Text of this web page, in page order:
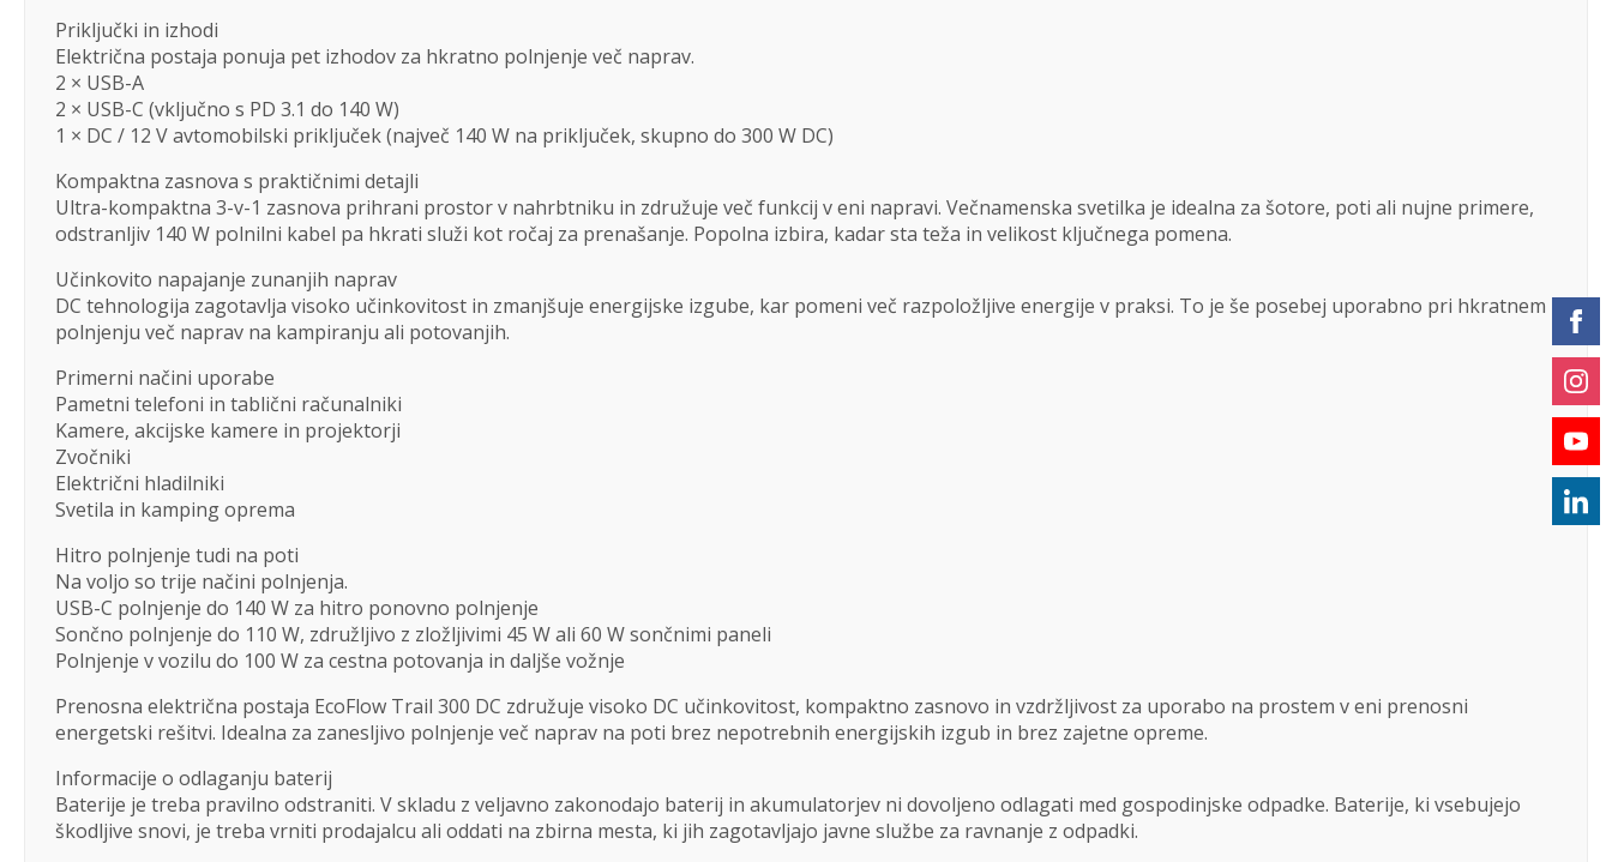
Priključki in izhodi
Električna postaja ponuja pet izhodov za hkratno polnjenje več naprav.
2 × USB-A
2 × USB-C (vključno s PD 3.1 do 140 W)
1 × DC / 12 V avtomobilski priključek (največ 140 W na priključek, skupno do 300 W DC)
Kompaktna zasnova s praktičnimi detajli
Ultra-kompaktna 3-v-1 zasnova prihrani prostor v nahrbtniku in združuje več funkcij v eni napravi. Večnamenska svetilka je idealna za šotore, poti ali nujne primere,
odstranljiv 140 W polnilni kabel pa hkrati služi kot ročaj za prenašanje. Popolna izbira, kadar sta teža in velikost ključnega pomena.
Učinkovito napajanje zunanjih naprav
DC tehnologija zagotavlja visoko učinkovitost in zmanjšuje energijske izgube, kar pomeni več razpoložljive energije v praksi. To je še posebej uporabno pri hkratnem
polnjenju več naprav na kampiranju ali potovanjih.
Primerni načini uporabe
Pametni telefoni in tablični računalniki
Kamere, akcijske kamere in projektorji
Zvočniki
Električni hladilniki
Svetila in kamping oprema
Hitro polnjenje tudi na poti
Na voljo so trije načini polnjenja.
USB-C polnjenje do 140 W za hitro ponovno polnjenje
Sončno polnjenje do 110 W, združljivo z zložljivimi 45 W ali 60 W sončnimi paneli
Polnjenje v vozilu do 100 W za cestna potovanja in daljše vožnje
Prenosna električna postaja EcoFlow Trail 300 DC združuje visoko DC učinkovitost, kompaktno zasnovo in vzdržljivost za uporabo na prostem v eni prenosni
energetski rešitvi. Idealna za zanesljivo polnjenje več naprav na poti brez nepotrebnih energijskih izgub in brez zajetne opreme.
Informacije o odlaganju baterij
Baterije je treba pravilno odstraniti. V skladu z veljavno zakonodajo baterij in akumulatorjev ni dovoljeno odlagati med gospodinjske odpadke. Baterije, ki vsebujejo
škodljive snovi, je treba vrniti prodajalcu ali oddati na zbirna mesta, ki jih zagotavljajo javne službe za ravnanje z odpadki.